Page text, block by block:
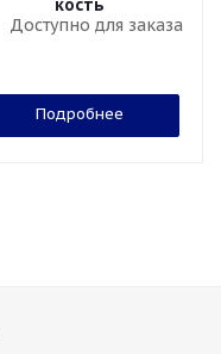
кость
Доступно для заказа
Подробнее